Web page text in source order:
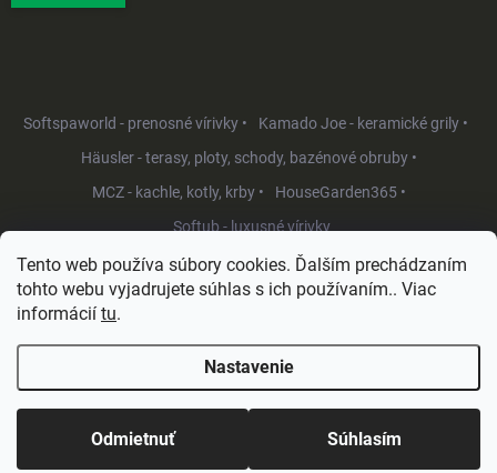
Tento web používa súbory cookies. Ďalším prechádzaním
tohto webu vyjadrujete súhlas s ich používaním.. Viac
informácií tu.
Nastavenie
Odmietnuť Súhlasím
Softspaworld - prenosné vírivky •
Kamado Joe - keramické grily •
Häusler - terasy, ploty, schody, bazénové obruby •
MCZ - kachle, kotly, krby •
HouseGarden365 •
Softub - luxusné vírivky
Vytvoril Shoptet
Copyright 2026HouseGarden.sk. Všetky práva vyhradené.Upraviť